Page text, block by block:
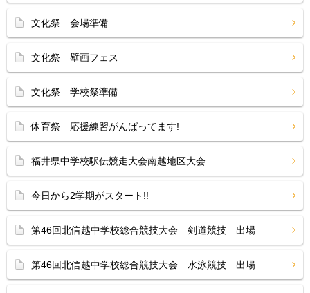
文化祭 会場準備
文化祭 壁画フェス
文化祭 学校祭準備
体育祭 応援練習がんばってます!
福井県中学校駅伝競走大会南越地区大会
今日から2学期がスタート!!
第46回北信越中学校総合競技大会 剣道競技 出場
第46回北信越中学校総合競技大会 水泳競技 出場